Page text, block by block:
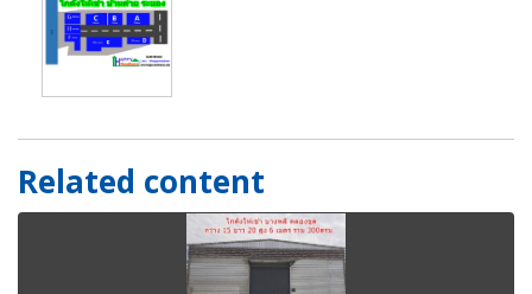
Related content